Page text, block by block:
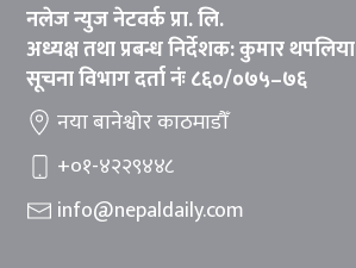
नलेज न्युज नेटवर्क प्रा. लि.
अध्यक्ष तथा प्रबन्ध निर्देशक: कुमार थपलिया
सूचना विभाग दर्ता नंः ८६०/०७५–७६
नया बानेश्वोर काठमाडौँ
+०१-४२२९४४८
info@nepaldaily.com